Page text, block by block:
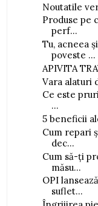
Noutatile
Produse pe
perf...
Tu, acneea
poveste ...
APIVITA
Vara alaturi
Ce este
...
5 beneficii
Cum repari
dec...
Cum să-ți
măsu...
OPI
suflet...